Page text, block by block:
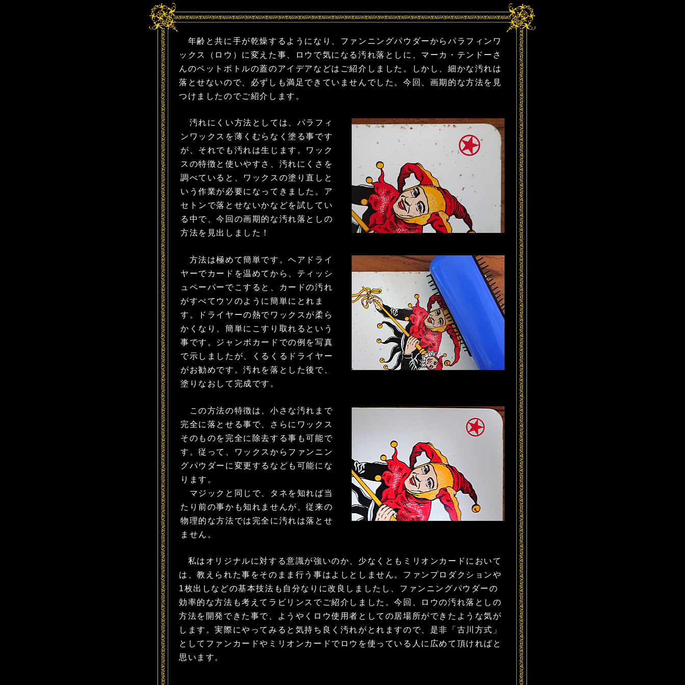
年齢と共に手が乾燥するようになり、ファンニングパウダーからパラフィンワ
ックス（ロウ）に変えた事、ロウで気になる汚れ落としに、マーカ・テンドーさ
んのペットボトルの蓋のアイデアなどはご紹介しました。しかし、細かな汚れは
落とせないので、必ずしも満足できていませんでした。今回、画期的な方法を見
つけましたのでご紹介します。
汚れにくい方法としては、パラフィ
ンワックスを薄くむらなく塗る事です
が、それでも汚れは生じます。ワック
スの特徴と使いやすさ、汚れにくさを
調べていると、ワックスの塗り直しと
いう作業が必要になってきました。ア
セトンで落とせないかなどを試してい
る中で、今回の画期的な汚れ落としの
方法を見出しました！
方法は極めて簡単です。ヘアドライ
ヤーでカードを温めてから、ティッシ
ュペーパーでこすると、カードの汚れ
がすべてウソのように簡単にとれま
す。ドライヤーの熱でワックスが柔ら
かくなり、簡単にこすり取れるという
事です。ジャンボカードでの例を写真
で示しましたが、くるくるドライヤー
がお勧めです。汚れを落とした後で、
塗りなおして完成です。
この方法の特徴は、小さな汚れまで
完全に落とせる事で、さらにワックス
そのものを完全に除去する事も可能で
す。従って、ワックスからファンニン
グパウダーに変更するなども可能にな
ります。
マジックと同じで、タネを知れば当
たり前の事かも知れませんが、従来の
物理的な方法では完全に汚れは落とせ
ません。
私はオリジナルに対する意識が強いのか、少なくともミリオンカードにおいて
は、教えられた事をそのまま行う事はよしとしません。ファンプロダクションや
1枚出しなどの基本技法も自分なりに改良しましたし、ファンニングパウダーの
効率的な方法も考えてラビリンスでご紹介しました。今回、ロウの汚れ落としの
方法を開発できた事で、ようやくロウ使用者としての居場所ができたような気が
します。実際にやってみると気持ち良く汚れがとれますので、是非「古川方式」
としてファンカードやミリオンカードでロウを使っている人に広めて頂ければと
思います。